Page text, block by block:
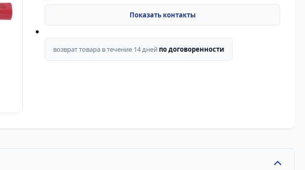
возврат товара в течение 14 дней по договоренности